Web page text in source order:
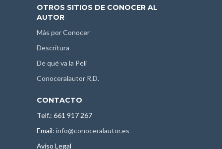
OTROS SITIOS DE CONOCER AL
AUTOR
Más por Conocer
Descritura
De qué va la Peli
Conoceralautor R.D.
CONTACTO
Telf.: 661 917 267
Email: info@conoceralautor.es
Aviso Legal